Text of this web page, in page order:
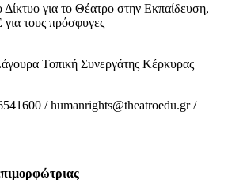
για το Θέατρο στην Εκπαίδευση,
τους πρόσφυγες
Τοπική Συνεργάτης Κέρκυρας
/ humanrights@theatroedu.gr /